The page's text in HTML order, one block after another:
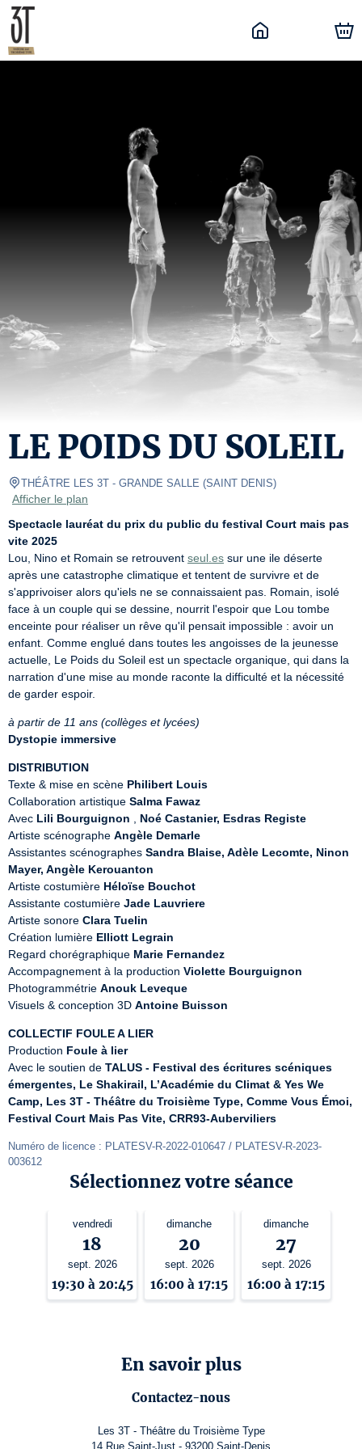
LE POIDS DU SOLEIL
THÉÂTRE LES 3T - GRANDE SALLE (SAINT DENIS)
Afficher le plan
Spectacle lauréat du prix du public du festival Court mais pas
vite 2025
Lou, Nino et Romain se retrouvent seul.es sur une ile déserte
après une catastrophe climatique et tentent de survivre et de
s'apprivoiser alors qu'iels ne se connaissaient pas. Romain, isolé
face à un couple qui se dessine, nourrit l'espoir que Lou tombe
enceinte pour réaliser un rêve qu'il pensait impossible : avoir un
enfant. Comme englué dans toutes les angoisses de la jeunesse
actuelle, Le Poids du Soleil est un spectacle organique, qui dans la
narration d'une mise au monde raconte la difficulté et la nécessité
de garder espoir.
à partir de 11 ans (collèges et lycées)
Dystopie immersive
DISTRIBUTION
Texte & mise en scène Philibert Louis
Collaboration artistique ‍ Salma Fawaz
Avec ‍ Lili Bourguignon Noé Castanier, Esdras Registe
Artiste scénographe ‍ Angèle Demarle
Assistantes scénographes Sandra Blaise, Adèle Lecomte, Ninon
Mayer, Angèle Kerouanton
Artiste costumière ‍ Héloïse Bouchot
Assistante costumière ‍ Jade Lauvriere
Artiste sonore ‍ Clara Tuelin
Création lumière Elliott Legrain
Regard chorégraphique Marie Fernandez
Accompagnement à la production Violette Bourguignon
Photogrammétrie Anouk Leveque
Visuels & conception 3D Antoine Buisson
COLLECTIF FOULE A LIER
Production Foule à lier
Avec le soutien de TALUS - Festival des écritures scéniques
émergentes, Le Shakirail, L’Académie du Climat & Yes We
Camp, Les 3T - Théâtre du Troisième Type, Comme Vous Émoi,
Festival Court Mais Pas Vite, CRR93-Auberviliers
Numéro de licence : PLATESV-R-2022-010647 / PLATESV-R-2023-
003612
Sélectionnez votre séance
vendredi
18
sept. 2026
19:30 à 20:45
dimanche
20
sept. 2026
16:00 à 17:15
dimanche
27
sept. 2026
16:00 à 17:15
En savoir plus
Contactez-nous
Les 3T - Théâtre du Troisième Type
14 Rue Saint-Just - 93200 Saint-Denis